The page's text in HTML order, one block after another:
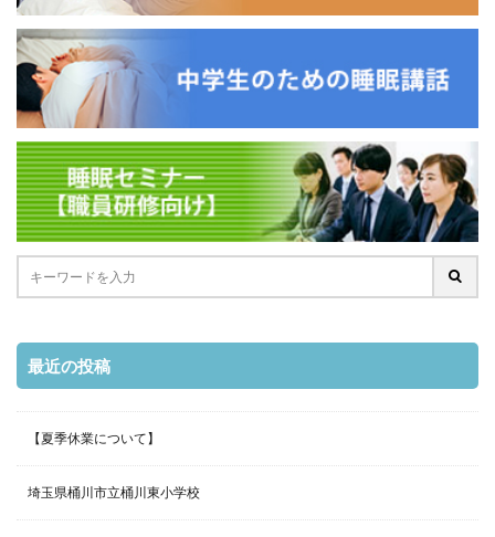
最近の投稿
【夏季休業について】
埼玉県桶川市立桶川東小学校